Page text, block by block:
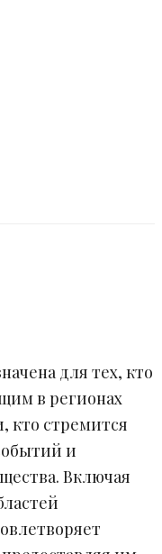
для тех, кто
в регионах
кто стремится
и
Включая